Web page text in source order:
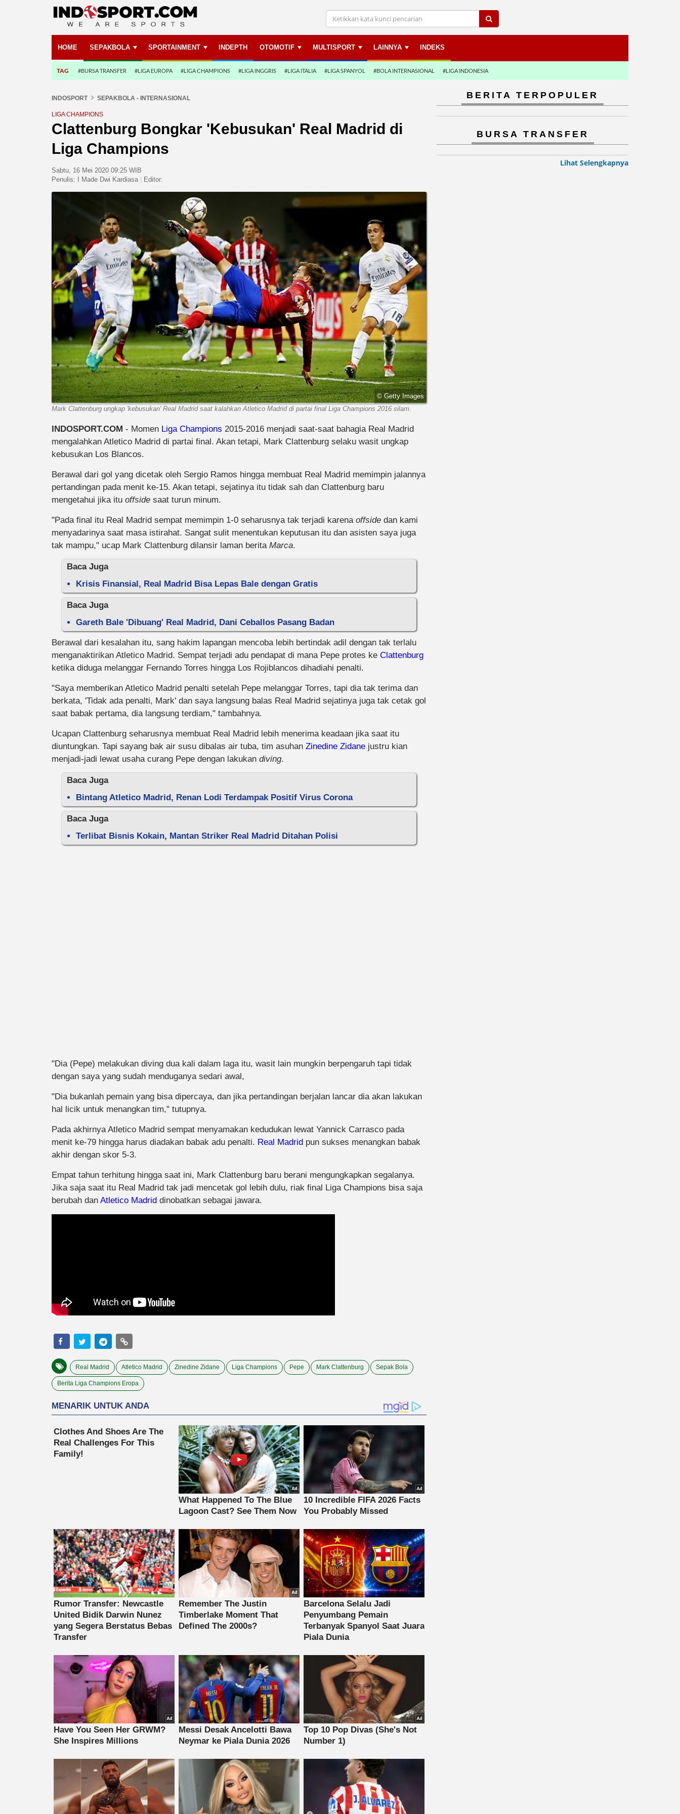
HOME SEPAKBOLA SPORTAINMENT INDEPTH OTOMOTIF MULTISPORT LAINNYA INDEKS
TAG #BURSA TRANSFER #LIGA EUROPA #LIGA CHAMPIONS #LIGA INGGRIS #LIGA ITALIA #LIGA SPANYOL #BOLA INTERNASIONAL #LIGA INDONESIA
INDOSPORT SEPAKBOLA - INTERNASIONAL
LIGA CHAMPIONS
Clattenburg Bongkar 'Kebusukan' Real Madrid di
Liga Champions
Sabtu, 16 Mei 2020 09:25 WIB
Penulis:
I Made Dwi Kardiasa Editor:
© Getty Images
Mark Clattenburg ungkap 'kebusukan' Real Madrid saat kalahkan Atletico Madrid di partai final Liga Champions 2016 silam.
INDOSPORT.COM - Momen Liga Champions 2015-2016 menjadi saat-saat bahagia Real Madrid
mengalahkan Atletico Madrid di partai final. Akan tetapi, Mark Clattenburg selaku wasit ungkap
kebusukan Los Blancos.
Berawal dari gol yang dicetak oleh Sergio Ramos hingga membuat Real Madrid memimpin jalannya
pertandingan pada menit ke-15. Akan tetapi, sejatinya itu tidak sah dan Clattenburg baru
mengetahui jika itu offside saat turun minum.
"Pada final itu Real Madrid sempat memimpin 1-0 seharusnya tak terjadi karena offside dan kami
menyadarinya saat masa istirahat. Sangat sulit menentukan keputusan itu dan asisten saya juga
tak mampu," ucap Mark Clattenburg dilansir laman berita Marca.
Baca Juga
Krisis Finansial, Real Madrid Bisa Lepas Bale dengan Gratis
Baca Juga
Gareth Bale 'Dibuang' Real Madrid, Dani Ceballos Pasang Badan
Berawal dari kesalahan itu, sang hakim lapangan mencoba lebih bertindak adil dengan tak terlalu
menganaktirikan Atletico Madrid. Sempat terjadi adu pendapat di mana Pepe protes ke Clattenburg
ketika diduga melanggar Fernando Torres hingga Los Rojiblancos dihadiahi penalti.
"Saya memberikan Atletico Madrid penalti setelah Pepe melanggar Torres, tapi dia tak terima dan
berkata, 'Tidak ada penalti, Mark' dan saya langsung balas Real Madrid sejatinya juga tak cetak gol
saat babak pertama, dia langsung terdiam," tambahnya.
Ucapan Clattenburg seharusnya membuat Real Madrid lebih menerima keadaan jika saat itu
diuntungkan. Tapi sayang bak air susu dibalas air tuba, tim asuhan Zinedine Zidane justru kian
menjadi-jadi lewat usaha curang Pepe dengan lakukan diving.
Baca Juga
Bintang Atletico Madrid, Renan Lodi Terdampak Positif Virus Corona
Baca Juga
Terlibat Bisnis Kokain, Mantan Striker Real Madrid Ditahan Polisi
"Dia (Pepe) melakukan diving dua kali dalam laga itu, wasit lain mungkin berpengaruh tapi tidak
dengan saya yang sudah menduganya sedari awal,
"Dia bukanlah pemain yang bisa dipercaya, dan jika pertandingan berjalan lancar dia akan lakukan
hal licik untuk menangkan tim," tutupnya.
Pada akhirnya Atletico Madrid sempat menyamakan kedudukan lewat Yannick Carrasco pada
menit ke-79 hingga harus diadakan babak adu penalti. Real Madrid pun sukses menangkan babak
akhir dengan skor 5-3.
Empat tahun terhitung hingga saat ini, Mark Clattenburg baru berani mengungkapkan segalanya.
Jika saja saat itu Real Madrid tak jadi mencetak gol lebih dulu, riak final Liga Champions bisa saja
berubah dan Atletico Madrid dinobatkan sebagai jawara.
Real Madrid Atletico Madrid Zinedine Zidane Liga Champions Pepe Mark Clattenburg Sepak Bola
Berita Liga Champions Eropa
BERITA TERPOPULER
BURSA TRANSFER
Lihat Selengkapnya